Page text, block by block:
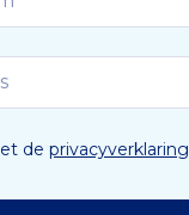
de privacyverklaring